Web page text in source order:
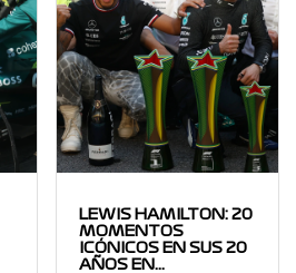
LEWIS HAMILTON: 20
MOMENTOS
ICÓNICOS EN SUS 20
AÑOS EN…